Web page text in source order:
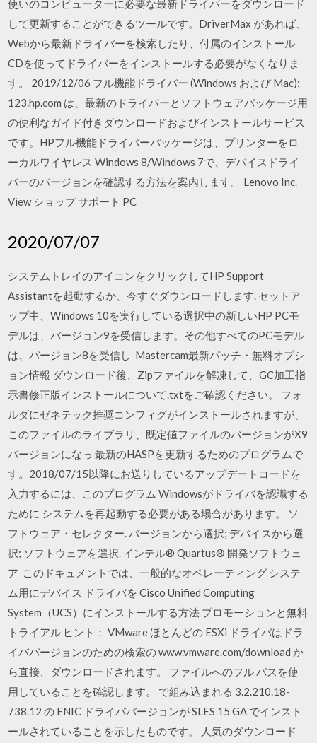
使いのコンピューターに必要な最新ドライバーをダウンロード
して更新することができるツールです。DriverMax があれば、
Webから最新ドライバーを検索したり、付属のインストール
CDを使ってドライバーをインストールする必要がなくなりま
す。 2019/12/06 フル機能ドライバー (Windows および Mac):
123.hp.com は、最新のドライバーとソフトウェアパッケージ用
の便利なガイド付きダウンロードおよびインストールサービス
です。HPフル機能ドライバーパッケージは、プリンターをロ
ーカルワイヤレス Windows 8/Windows 7で、デバイスドライ
バーのバージョンを確認する方法を案内します。 Lenovo Inc.
View ショップ サポート PC
2020/07/07
システムトレイのアイコンをクリックしてHP Support
Assistantを起動するか、今すぐダウンロードします. セットア
ップ中、Windows 10を実行している選択中の新しいHP PCモ
デルは、バージョン9を受信します。その他すべてのPCモデル
は、バージョン8を受信し Mastercam最新パッチ・無料オプシ
ョン情報 ダウンロード後、Zipファイルを解凍して、GC加工指
示書修正版インストールについて.txtをご確認ください。 フォ
ルダにゼネテック推奨コンフィグがインストールされますが、
このファイルのライブラリ、既定値ファイルのバージョンがX9
バージョンになっ 最新のHASPを更新するためのプログラムで
す。2018/07/15以降にお送りしているアップデートコードを
入力するには、このプログラム Windowsがドライバを認識する
ために システムを再起動する必要がある場合があります。 ソ
フトウェア・セレクター. バージョンから選択; デバイスから選
択; ソフトウェアを選択. インテル® Quartus® 開発ソフトウェ
ア このドキュメントでは、一般的なオペレーティング システ
ム用にデバイス ドライバを Cisco Unified Computing
System（UCS）にインストールする方法 プロモーションと無料
トライアル ヒント： VMware ほとんどの ESXi ドライバはドラ
イババージョンのための検索の www.vmware.com/download か
ら直接、ダウンロードされます。 ファイルへのフル パスを使
用していることを確認します。 で組み込まれる 3.2.210.18-
738.12 の ENIC ドライババージョンが SLES 15 GA でインスト
ールされていることを示したものです。 人気のダウンロード